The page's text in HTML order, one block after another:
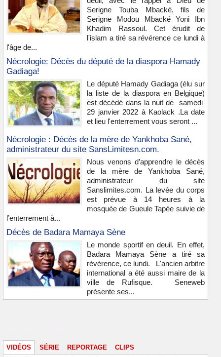
Serigne Touba Mbacké, fils de
Serigne Modou Mbacké Yoni Ibn
Khadim Rassoul. Cet érudit de
l'islam a tiré sa révérence ce lundi à
l'âge de...
Nécrologie: Décès du député de la diaspora Hamady
Gadiaga!
Le député Hamady Gadiaga (élu sur
la liste de la diaspora en Belgique)
est décédé dans la nuit de samedi
29 janvier 2022 à Kaolack .La date
et lieu l'enterrement vous seront ...
Nécrologie : Décès de la mère de Yankhoba Sané,
administrateur du site SansLimitesn.com.
Nous venons d’apprendre le décès
de la mère de Yankhoba Sané,
administrateur du site
Sanslimites.com. La levée du corps
est prévue à 14 heures à la
mosquée de Gueule Tapée suivie de
l’enterrement à...
Décès de Badara Mamaya Sène
Le monde sportif en deuil. En effet,
Badara Mamaya Sène a tiré sa
révérence, ce lundi. L'ancien arbitre
international a été aussi maire de la
ville de Rufisque. Seneweb
présente ses...
VIDÉOS SÉRIE REPORTAGE CLIPS